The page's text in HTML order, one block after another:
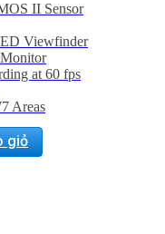
II Sensor
Viewfinder
at 60 fps
Areas
Shutter
giỏ